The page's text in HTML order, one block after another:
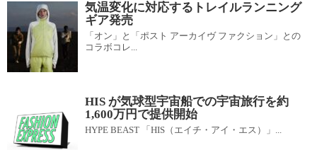
気温変化に対応するトレイルランニング
ギア発売
「オン」と「ポスト アーカイヴ ファクション」との
コラボコレ...
HIS が気球型宇宙船での宇宙旅行を約
1,600万円で提供開始
HYPE BEAST 「HIS（エイチ・アイ・エス）」...